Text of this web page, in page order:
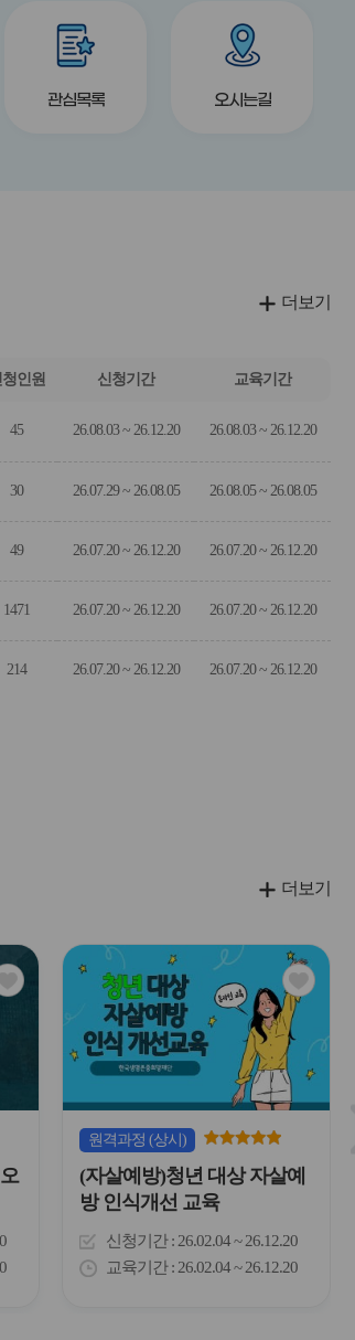
버
튼
title
관심목록
title
오시는길
청인원 신청기간 교육기간
45 26.08.03 ~ 26.12.20 26.08.03 ~ 26.12.20
30 26.07.29 ~ 26.08.05 26.08.05 ~ 26.08.05
49 26.07.20 ~ 26.12.20 26.07.20 ~ 26.12.20
1471 26.07.20 ~ 26.12.20 26.07.20 ~ 26.12.20
214 26.07.20 ~ 26.12.20 26.07.20 ~ 26.12.20
더보기
관
심
아
이
콘
원격과정 (상시)
(자살예방)청년 대상 자살예
방 인식개선 교육
신청기간 26.02.04 ~ 26.12.20
교육기간 26.02.04 ~ 26.12.20
더보기